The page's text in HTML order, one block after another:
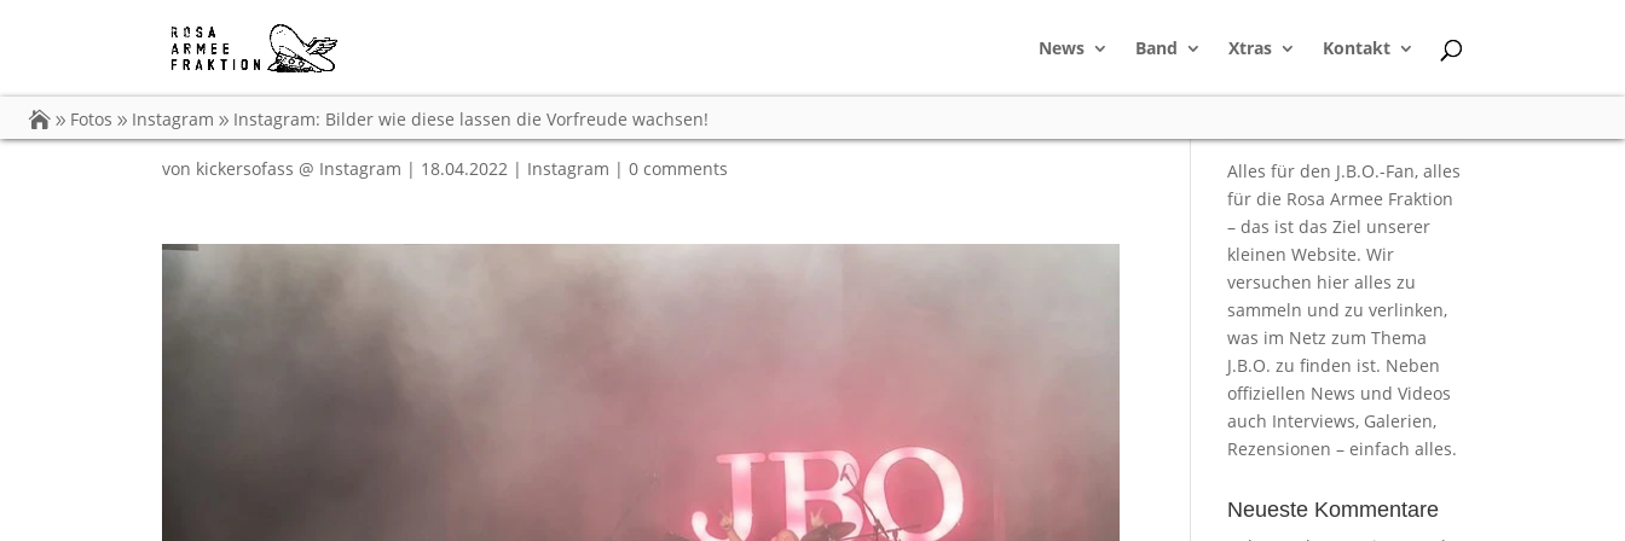
News Band Xtras Kontakt
Fotos Instagram Instagram: Bilder wie diese lassen die Vorfreude wachsen!
Instagram: Bilder wie diese lassen die Vorfreude
wachsen!
von kickersofass @ Instagram | 18.04.2022 | Instagram |0 comments
Alles für den J.B.O.-Fan, alles
für die Rosa Armee Fraktion
– das ist das Ziel unserer
kleinen Website. Wir
versuchen hier alles zu
sammeln und zu verlinken,
was im Netz zum Thema
J.B.O. zu finden ist. Neben
offiziellen News und Videos
auch Interviews, Galerien,
Rezensionen – einfach alles.
Neueste Kommentare